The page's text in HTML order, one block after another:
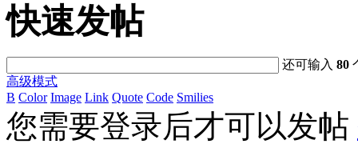
快速发帖
还可输入80
高级模式
B Color Image Link Quote Code Smilies
您需要登录后才可以发帖